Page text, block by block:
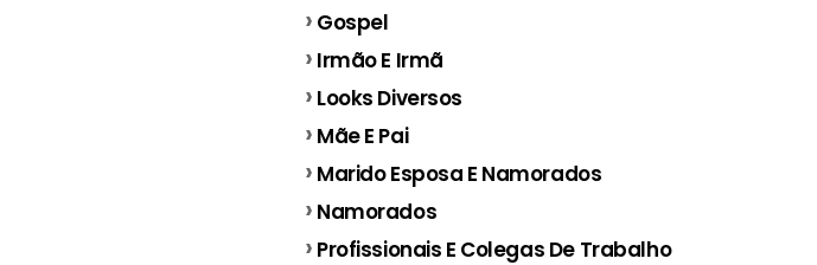
Gospel
Irmão E Irmã
Looks Diversos
Mãe E Pai
Marido Esposa E Namorados
Namorados
Profissionais E Colegas De Trabalho